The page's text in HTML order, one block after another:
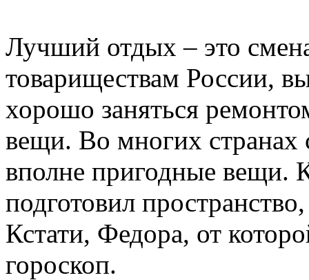
Лучший отдых – это
товариществам России,
хорошо заняться
вещи. Во многих странах
вполне пригодные вещи.
подготовил
Кстати, Федора, от
гороскоп.